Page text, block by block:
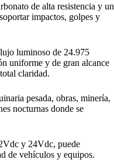
de alta resistencia y un
impactos, golpes y
luminoso de 24.975
uniforme y de gran alcance
claridad.
pesada, obras, minería,
nocturnas donde se
y 24Vdc, puede
de vehículos y equipos.